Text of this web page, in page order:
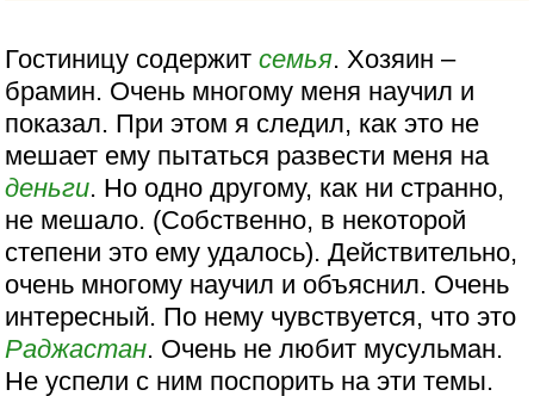
Гостиницу содержитсемья. Хозяин –
брамин. Очень многому меня научил и
показал. При этом я следил, как это не
мешает ему пытаться развести меня на
деньги. Но одно другому, как ни странно,
не мешало. (Собственно, в некоторой
степени это ему удалось). Действительно,
очень многому научил и объяснил. Очень
интересный. По нему чувствуется, что это
Раджастан. Очень не любит мусульман.
Не успели с ним поспорить на эти темы.